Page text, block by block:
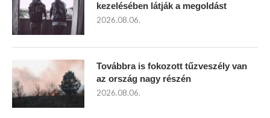
kezelésében látják a megoldást
2026.08.06.
Továbbra is fokozott tűzveszély van
az ország nagy részén
2026.08.06.